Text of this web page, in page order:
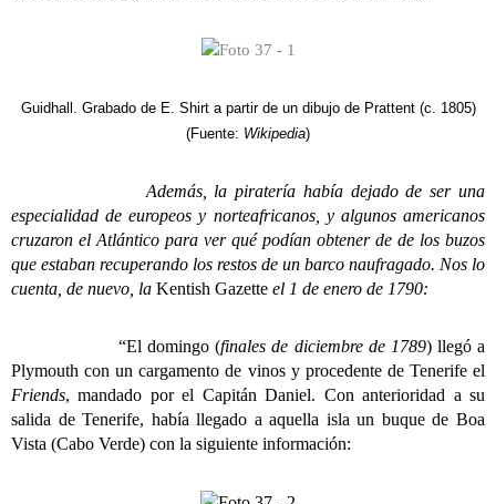
Guidhall. Grabado de E. Shirt a partir de un dibujo de Prattent (c. 1805)
(Fuente: Wikipedia)
Además, la piratería había dejado de ser una
especialidad de europeos y norteafricanos, y algunos americanos
cruzaron el Atlántico para ver qué podían obtener de de los buzos
que estaban recuperando los restos de un barco naufragado. Nos lo
cuenta, de nuevo, la Kentish Gazette el 1 de enero de 1790:
“El domingo (finales de diciembre de 1789) llegó a
Plymouth con un cargamento de vinos y procedente de Tenerife el
Friends, mandado por el Capitán Daniel. Con anterioridad a su
salida de Tenerife, había llegado a aquella isla un buque de Boa
Vista (Cabo Verde) con la siguiente información: